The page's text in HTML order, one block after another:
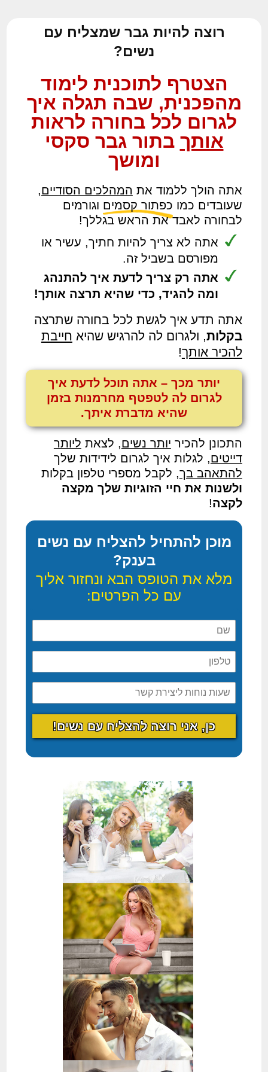
רוצה להיות גבר שמצליח עם
נשים?
הצטרף לתוכנית לימוד
מהפכנית, שבה תגלה איך
לגרום לכל בחורה לראות
אותך בתור גבר סקסי
ומושך
אתה הולך ללמוד את המהלכים הסודיים,
שעובדים כמו כפתור קסמים וגורמים
לבחורה לאבד את הראש בגללך!
אתה לא צריך להיות חתיך, עשיר או
מפורסם בשביל זה.
אתה רק צריך לדעת איך להתנהג
ומה להגיד, כדי שהיא תרצה אותך!
אתה תדע איך לגשת לכל בחורה שתרצה
בקלות, ולגרום לה להרגיש שהיא חייבת
להכיר אותך!
יותר מכך – אתה תוכל לדעת איך
לגרום להלטפטף מחרמנות בזמן
שהיא מדברת איתך.
התכונן להכיר יותר נשים, לצאת ליותר
דייטים, לגלות איך לגרום לידידות שלך
להתאהב בך, לקבל מספרי טלפון בקלות
ולשנות את חיי הזוגיות שלך מקצה
לקצה!
מוכן להתחיל להצליח עם נשים
בענק?
מלא את הטופס הבא ונחזור אליך
עם כל הפרטים: